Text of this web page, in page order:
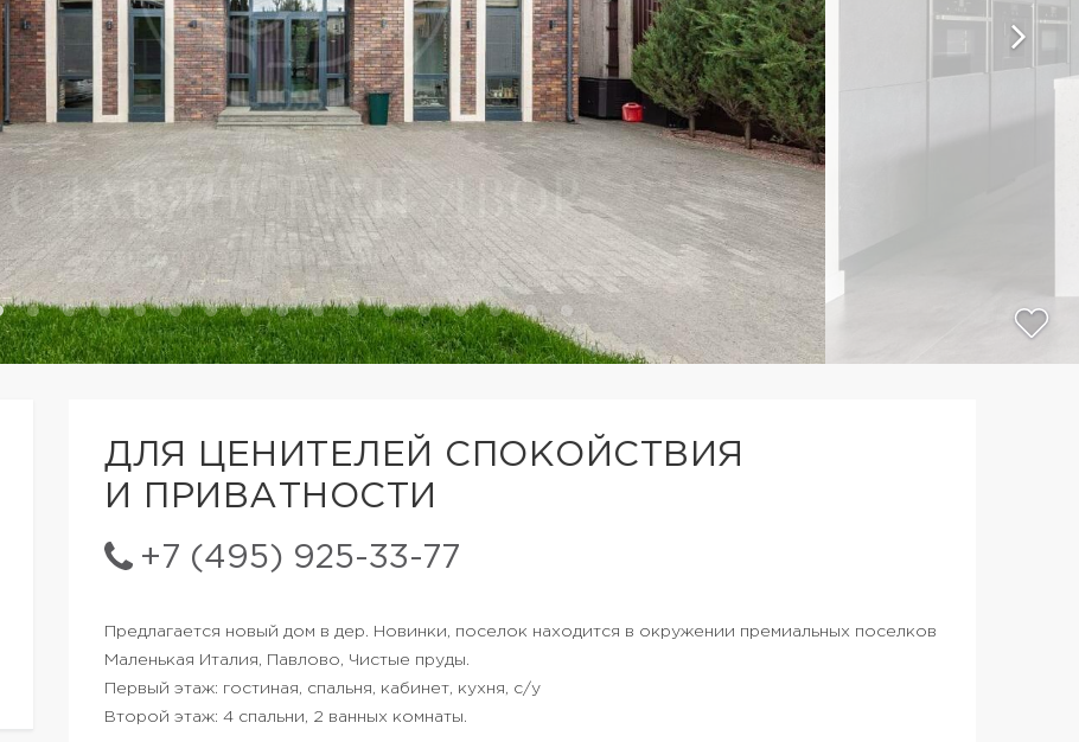
ДЛЯ ЦЕНИТЕЛЕЙ СПОКОЙСТВИЯ
И ПРИВАТНОСТИ
+7 (495) 925-33-77
Предлагается новый дом в дер. Новинки, поселок находится в окружении премиальных поселков
Маленькая Италия, Павлово, Чистые пруды.
Первый этаж: гостиная, спальня, кабинет, кухня, с/у
Второй этаж: 4 спальни, 2 ванных комнаты.